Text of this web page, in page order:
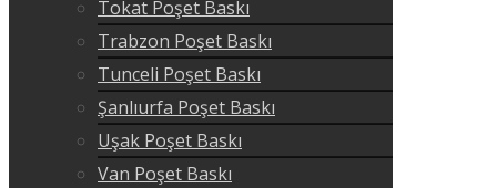
Tokat Poşet Baskı
Trabzon Poşet Baskı
Tunceli Poşet Baskı
Şanlıurfa Poşet Baskı
Uşak Poşet Baskı
Van Poşet Baskı